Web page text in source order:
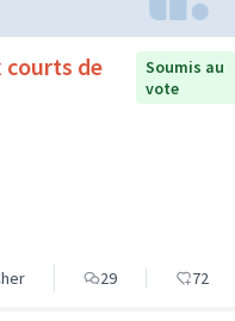
courts de
Soumis au
vote
29 72